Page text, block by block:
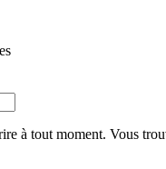
à tout moment. Vous